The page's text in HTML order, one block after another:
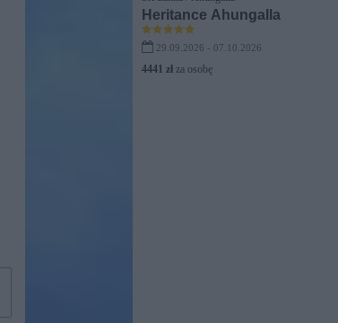
Heritance Ahungalla
29.09.2026 - 07.10.2026
4441 zł za osobę